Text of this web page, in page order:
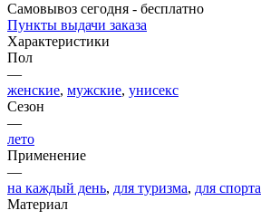
Самовывоз сегодня - бесплатно
Пункты выдачи заказа
Характеристики
Пол
—
женские, мужские, унисекс
Сезон
—
лето
Применение
—
на каждый день, для туризма, для спорта
Материал